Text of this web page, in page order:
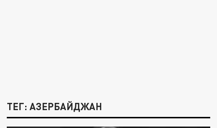
ТЕГ: АЗЕРБАЙДЖАН